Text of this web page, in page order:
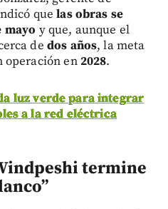
quelas obras se
mayo y que, aunque el
de dos años, la meta
operación en2028.
luz verde para integrar
a la red eléctrica
termine